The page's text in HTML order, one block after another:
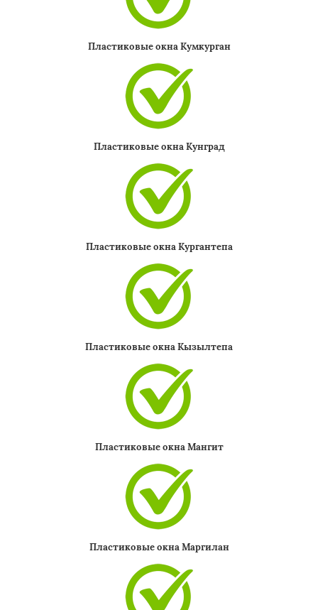
Пластиковые окна Кумкурган
Пластиковые окна Кунград
Пластиковые окна Кургантепа
Пластиковые окна Кызылтепа
Пластиковые окна Мангит
Пластиковые окна Маргилан